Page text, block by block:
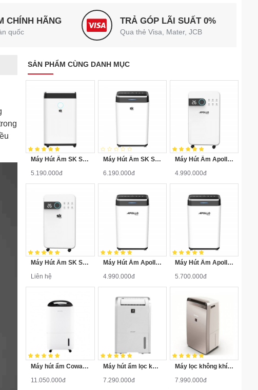
CHÍNH HÃNG
quốc
TRẢ GÓP LÃI SUẤT 0%
Qua thẻ Visa, Mater, JCB
SẢN PHẨM CÙNG DANH MỤC
Máy Hút Ẩm SK Sumikura 20 Lít SK-220LA
5.190.000đ
Máy Hút Ẩm SK Sumikura 25 Lít SK-260LA
6.190.000đ
Máy Hút Ẩm Apollo Sumikura 16 Lít NV-170Apollo
4.990.000đ
Máy Hút Ẩm SK Sumikura 16 Lít SK-180LA
Liên hệ
Máy Hút Ẩm Apollo Sumikura 20 Lít NV-210Apollo
4.990.000đ
Máy Hút Ẩm Apollo Sumikura 25 Lít NV-250Apollo
5.700.000đ
Máy hút ẩm Coway AD-1615A
11.050.000đ
Máy hút ẩm lọc không khí Sharp DW-D20A-W
7.290.000đ
Máy lọc không khí - hút ẩm Sharp DW-J27FV-S 60m2
7.990.000đ